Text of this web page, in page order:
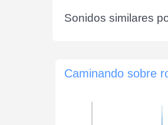
Sonidos similares
Caminando sobre